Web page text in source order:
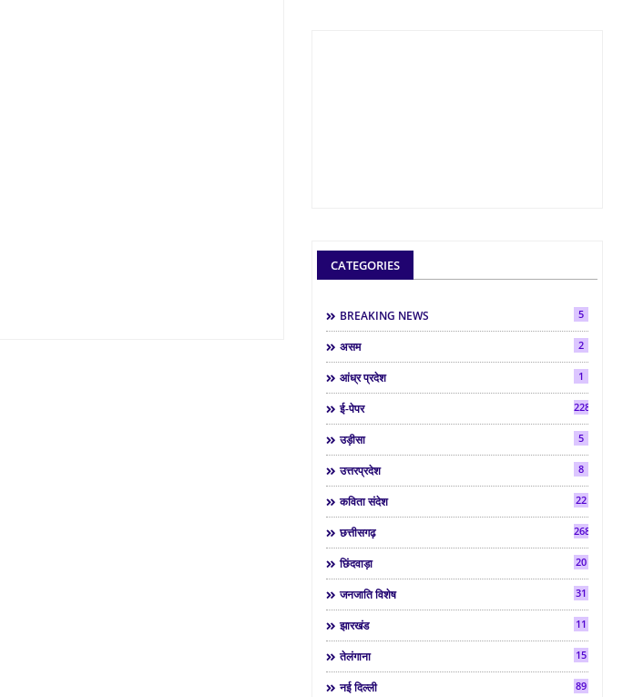
CATEGORIES
BREAKING NEWS 5
असम 2
आंध्र प्रदेश 1
ई-पेपर 2286
उड़ीसा 5
उत्तरप्रदेश 8
कविता संदेश 22
छत्तीसगढ़ 268
छिंदवाड़ा 20
जनजाति विशेष 31
झारखंड 11
तेलंगाना 15
नई दिल्ली 89